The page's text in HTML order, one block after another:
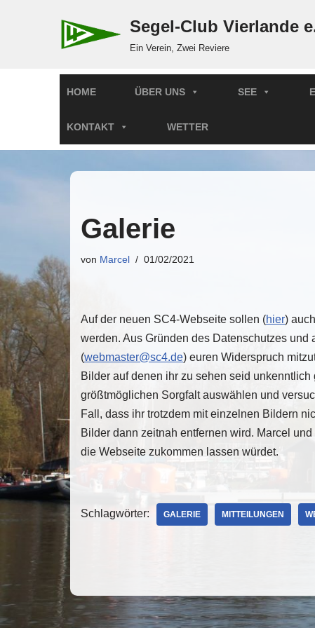
Segel-Club Vierlande
Ein Verein, Zwei Reviere
HOME ÜBER UNS SEE
KONTAKT WETTER
Galerie
von Marcel 01/02/2021
Auf der neuen SC4-Webseite sollen (hier)
werden. Aus Gründen des Datenschutzes
(webmaster@sc4.de) euren Widerspruch
Bilder auf denen ihr zu sehen seid
größtmöglichen Sorgfalt auswählen und
Fall, dass ihr trotzdem mit einzelnen Bildern
Bilder dann zeitnah entfernen wird. Marcel
die Webseite zukommen lassen würdet.
Schlagwörter: GALERIE MITTEILUNGEN